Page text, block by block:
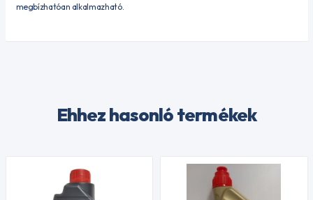
megbízhatóan alkalmazható.
Ehhez hasonló termékek